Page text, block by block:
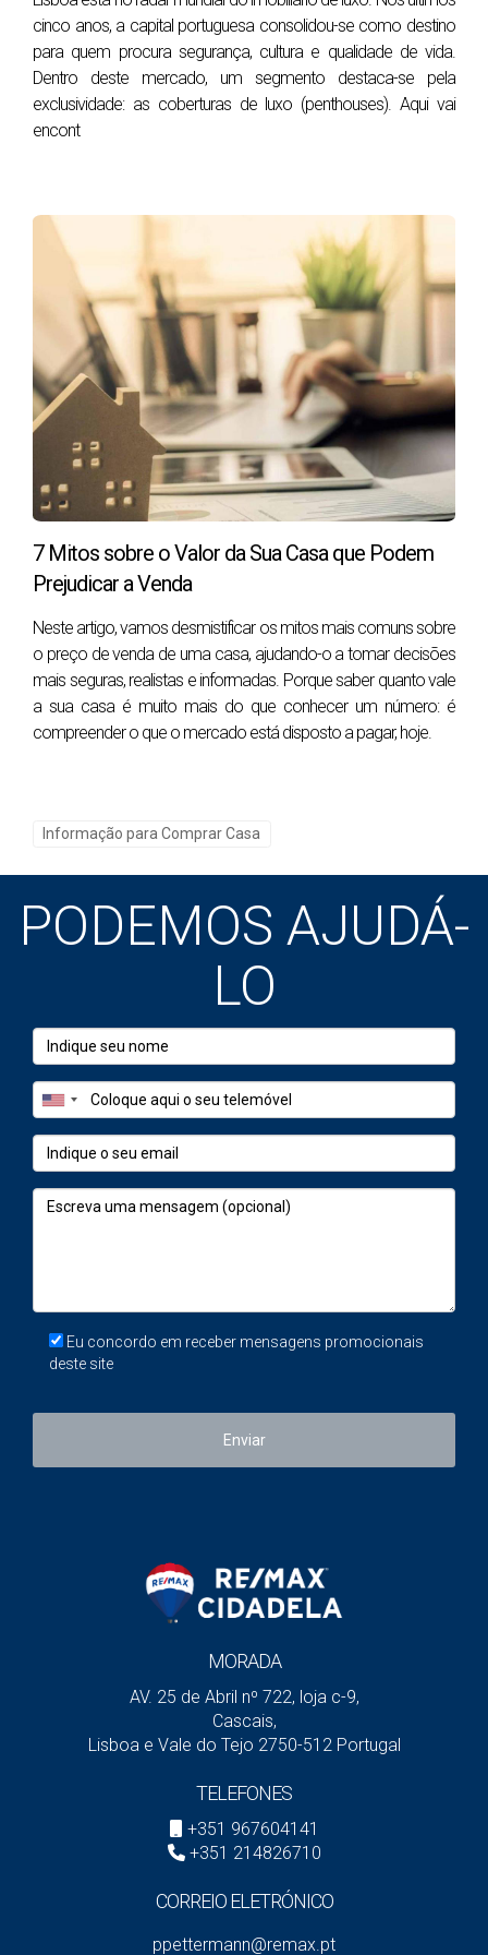
Ideais para apartamentos.
Podem ser decoradas com pouco (vasos,
cadeiras, luzes).
Trazem luz natural e ventilação.
Algumas restrições de uso em condomínios.
Ideal para: Solteiros, casais sem filhos, quem vive em
apartamento e quer um canto ao ar livre.
Dica:Se a varanda tiver boa orientação solar (sul ou
poente), ganha pontos na qualidade de vida. E no
valor do imóvel.
Os terraços
são como varandas em versão XL.
Podem transformar-se num espaço de estar, numa
zona de lazer, num cantinho zen ou num rooftop digno
de revista.
Vantagens:
Mais espaço e liberdade de uso.
ou descanso.
Algumas permitem jacuzzis, pérgulas ou
Desvantagens:
Exigem mobiliário mais resistente.
Nem sempre têm cobertura (chuva, vento).
Ideal para: Quem adora viver ao ar livre, fazer jantares
com amigos, praticar yoga ao nascer do sol ou
apenas contemplar a vista.
Nota: Em zonas como o Monte Estoril, alguns
O que Devo Considerar na Escolha?
2-Localização e Tipo de Imóvel
Em Lisboa, varandas e terraços têm um peso
Cascais ou Sintra, jardins são mais comuns e
3- Manutenção
optar por algo mais simples.
cinco anos, a capital portuguesa consolidou-se como destino
para quem procura segurança, cultura e qualidade de vida.
Dentro deste mercado, um segmento destaca-se pela
exclusividade: as coberturas de luxo (penthouses). Aqui vai
encont
7 Mitos sobre o Valor da Sua Casa que Podem
Prejudicar a Venda
Neste artigo, vamos desmistificar os mitos mais comuns sobre
o preço de venda de uma casa, ajudando-o a tomar decisões
mais seguras, realistas e informadas. Porque saber quanto vale
a sua casa é muito mais do que conhecer um número: é
compreender o que o mercado está disposto a pagar, hoje.
Informação para Comprar Casa
PODEMOS AJUDÁ-
LO
Eu concordo em receber mensagens promocionais
deste site
Enviar
MORADA
AV. 25 de Abril nº 722, loja c-9,
Cascais,
Lisboa e Vale do Tejo 2750-512 Portugal
TELEFONES
+351 967604141
+351 214826710
CORREIO ELETRÓNICO
ppettermann@remax.pt